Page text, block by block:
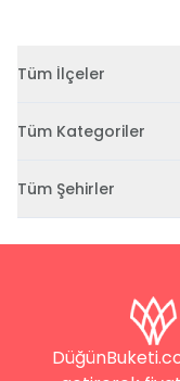
Tüm İlçeler
Tüm Kategoriler
Tüm Şehirler